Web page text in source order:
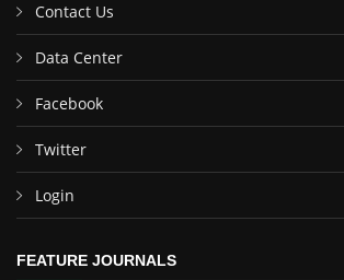
Contact Us
Data Center
Facebook
Twitter
Login
FEATURE JOURNALS